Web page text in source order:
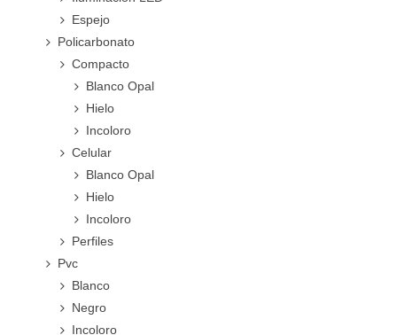
Espejo
Policarbonato
Compacto
Blanco Opal
Hielo
Incoloro
Celular
Blanco Opal
Hielo
Incoloro
Perfiles
Pvc
Blanco
Negro
Incoloro